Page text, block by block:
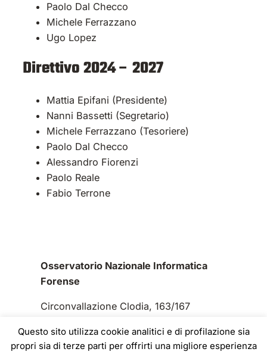
Paolo Dal Checco
Michele Ferrazzano
Ugo Lopez
Direttivo 2024 – 2027
Mattia Epifani (Presidente)
Nanni Bassetti (Segretario)
Michele Ferrazzano (Tesoriere)
Paolo Dal Checco
Alessandro Fiorenzi
Paolo Reale
Fabio Terrone
Osservatorio Nazionale Informatica
Forense
Circonvallazione Clodia, 163/167
C.F. 97832480582
Questo sito utilizza cookie analitici e di profilazione sia
propri sia di terze parti per offrirti una migliore esperienza